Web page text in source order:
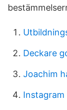
Deckare
Joachim